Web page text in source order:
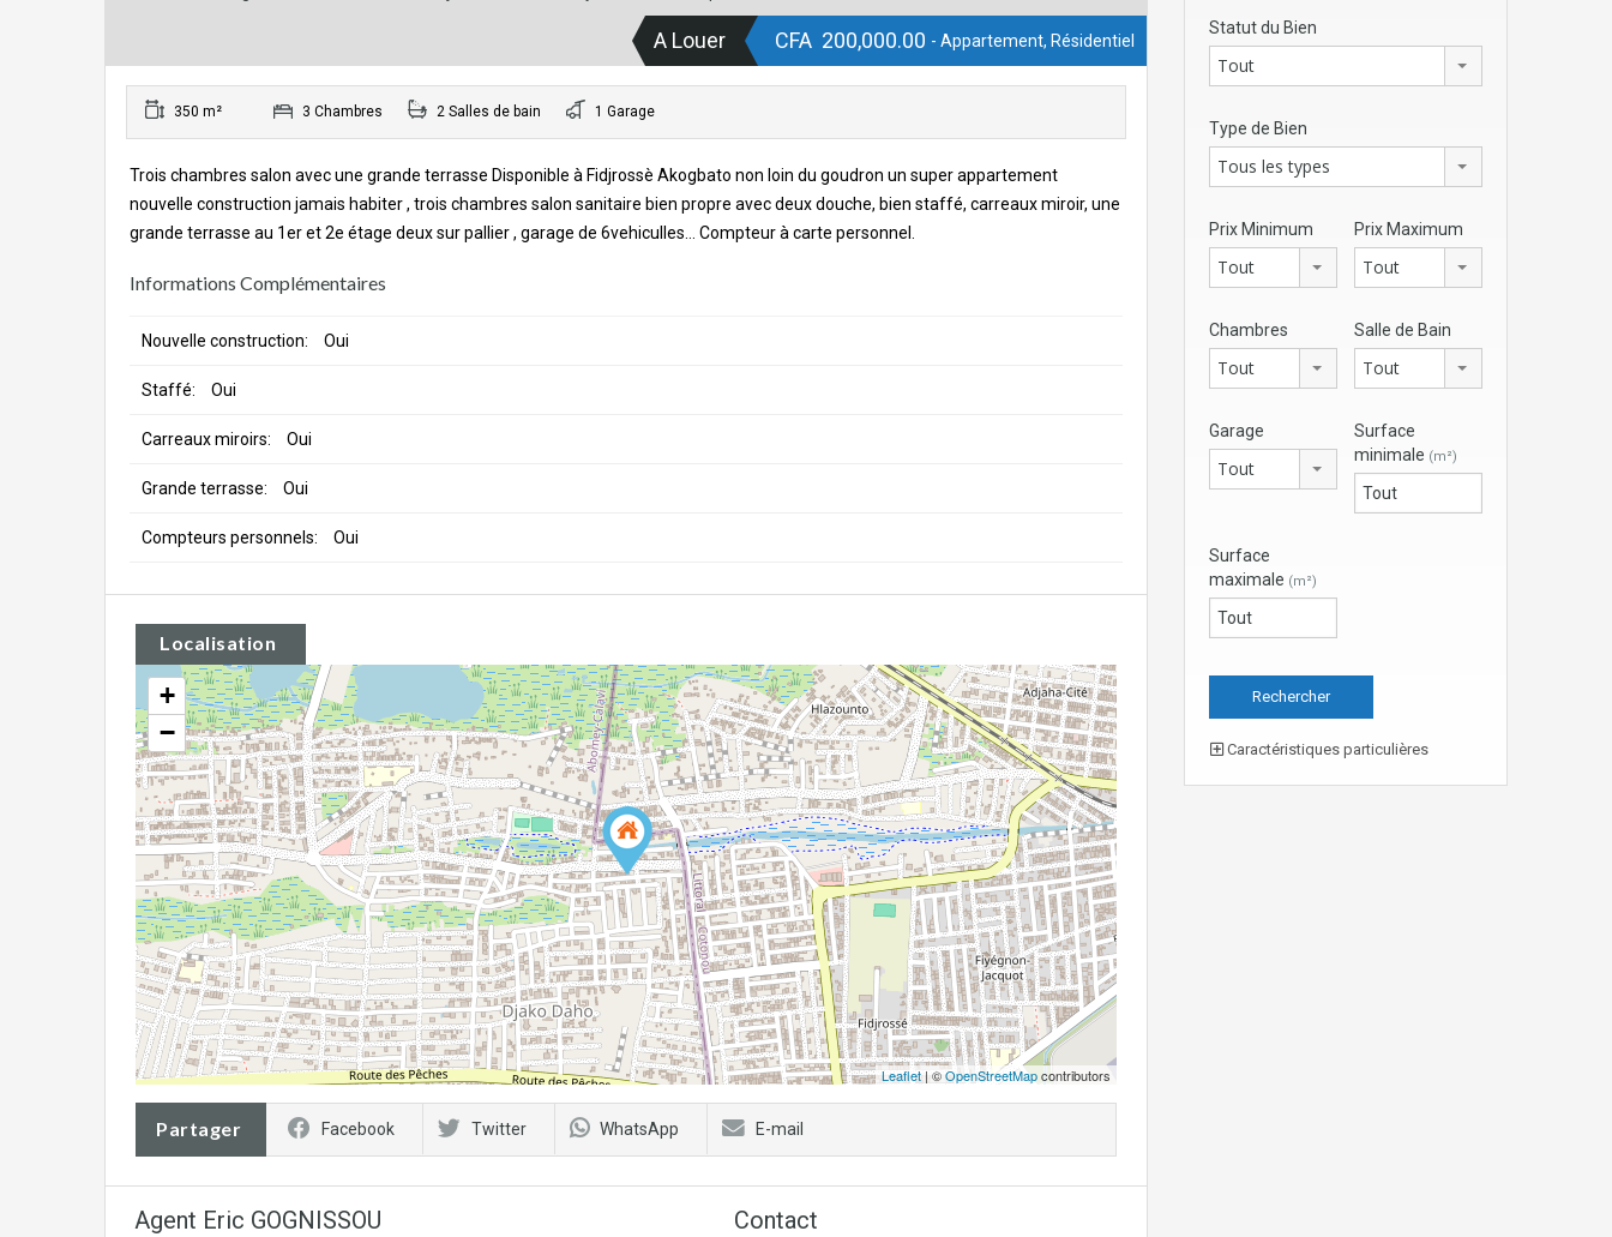
A Louer CFA 200,000.00 - Appartement, Résidentiel
350 m² 3 Chambres 2 Salles de bain 1 Garage
Trois chambres salon avec une grande terrasse Disponible à Fidjrossè Akogbato non loin du goudron un super appartement
nouvelle construction jamais habiter , trois chambres salon sanitaire bien propre avec deux douche, bien staffé, carreaux miroir, une
grande terrasse au 1er et 2e étage deux sur pallier , garage de 6vehiculles… Compteur à carte personnel.
Informations Complémentaires
Nouvelle construction: Oui
Staffé: Oui
Carreaux miroirs: Oui
Grande terrasse: Oui
Compteurs personnels: Oui
Localisation
+
−
Leaflet| ©OpenStreetMapcontributors
Partager Facebook Twitter WhatsApp E-mail
Agent Eric GOGNISSOU Contact
Statut du Bien
Tout
Type de Bien
Tous les types
Prix Minimum
Tout
Prix Maximum
Tout
Chambres
Tout
Salle de Bain
Tout
Garage
Tout
Surface
minimale (m²)
Surface
maximale (m²)
Caractéristiques particulières